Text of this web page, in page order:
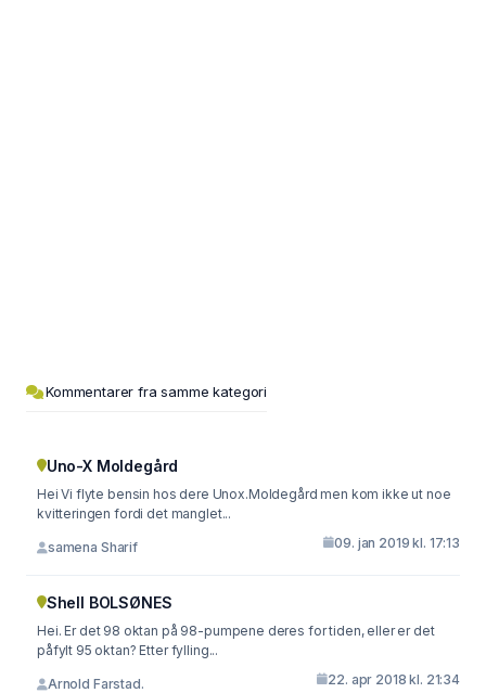
Kommentarer fra samme kategori
Uno-X Moldegård
Hei Vi flyte bensin hos dere Unox.Moldegård men kom ikke ut noe
kvitteringen fordi det manglet...
samena Sharif 09. jan 2019 kl. 17:13
Shell BOLSØNES
Hei. Er det 98 oktan på 98-pumpene deres for tiden, eller er det
påfylt 95 oktan? Etter fylling...
Arnold Farstad. 22. apr 2018 kl. 21:34